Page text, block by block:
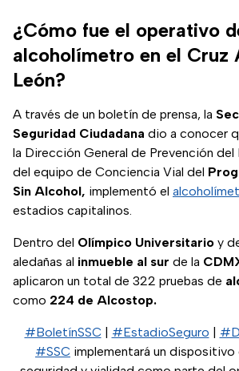
¿Cómo fue el operativo
alcoholímetro en el Cruz
León?
A través de un boletín de prensa, la
Seguridad Ciudadana dio a conocer
la Dirección General de Prevención
del equipo de Conciencia Vial del
Sin Alcohol, implementó el
estadios capitalinos.
Dentro del Olímpico Universitario y
aledañas al inmueble al sur de la
aplicaron un total de 322 pruebas de
como 224 de Alcostop.
#BoletínSSC| #EstadioSeguro |
#SSC implementará un dispositivo